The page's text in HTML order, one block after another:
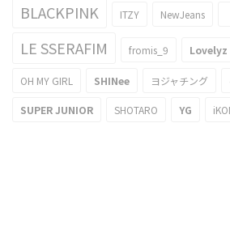
BLACKPINK ITZY NewJeans
LE SSERAFIM fromis_9 Lovelyz
OH MY GIRL SHINee ヨジャチング
SUPER JUNIOR SHOTARO YG